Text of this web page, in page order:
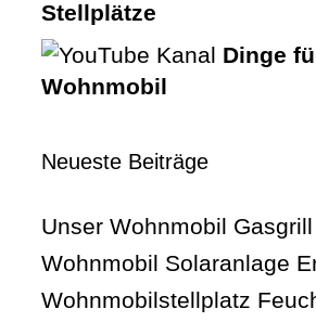
Stellplätze
Dinge
Wohnmobil
Neueste Beiträge
Unser Wohnmobil Gasgrill
Wohnmobil Solaranlage
Wohnmobilstellplatz